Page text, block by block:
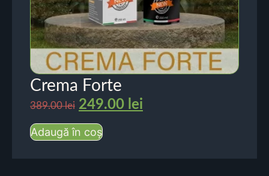
Crema Forte
389.00lei 249.00 lei
Adaugă în coș